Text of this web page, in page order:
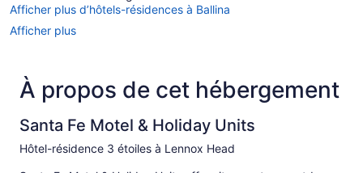
Afficher plus d’hôtels-résidences à Ballina
Afficher plus
À propos de cet hébergement
Santa Fe Motel & Holiday Units
Hôtel-résidence 3 étoiles à Lennox Head